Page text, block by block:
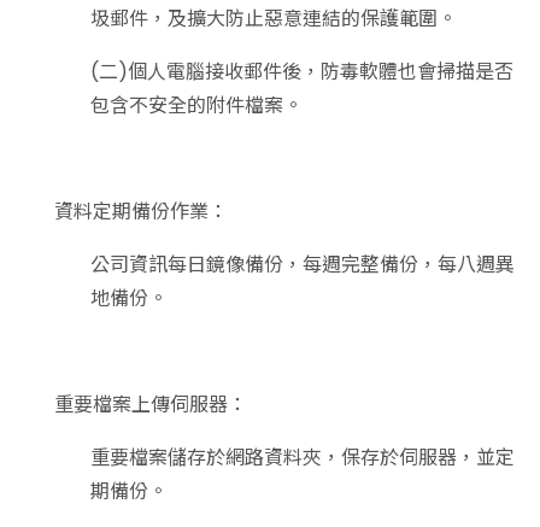
圾郵件，及擴大防止惡意連結的保護範圍。
(二)個人電腦接收郵件後，防毒軟體也會掃描是否
包含不安全的附件檔案。
資料定期備份作業：
公司資訊每日鏡像備份，每週完整備份，每八週異
地備份。
重要檔案上傳伺服器：
重要檔案儲存於網路資料夾，保存於伺服器，並定
期備份。